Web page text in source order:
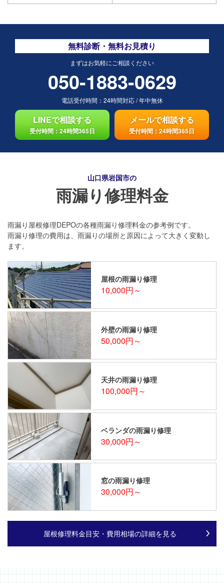
無料診断・無料お見積り
まずはお気軽にご相談ください
050-1883-0629
電話受付時間： 24時間対応/年中無休
LINEで相談する
受付時間：24時間365日
メールで相談する
受付時間：24時間365日
山口県岩国市の
雨漏り修理料金
雨漏り屋根修理DEPOの各種雨漏り修理料金の参考例です。
雨漏り修理の費用は、雨漏りの場所と原因によって大きく変動し
ます。
屋根の雨漏り修理
10,000円～
外壁の雨漏り修理
50,000円～
天井の雨漏り修理
100,000円～
ベランダの雨漏り修理
30,000円～
窓の雨漏り修理
30,000円～
屋根修理料金目安・費用相場の詳細を見る